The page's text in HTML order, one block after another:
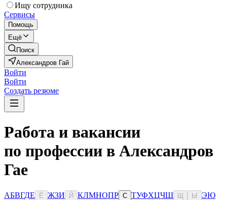
Ищу сотрудника
Сервисы
Помощь
Ещё
Поиск
Александров Гай
Войти
Войти
Создать резюме
Работа и вакансии
по профессии в Александров
Гае
АБВГДЕ Ё ЖЗИ Й КЛМНОПР С ТУФХЦЧШ Ы ЭЮ